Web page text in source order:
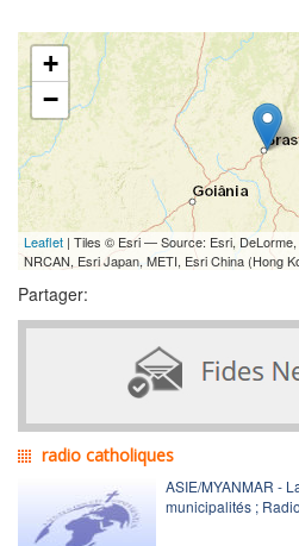
+
−
Leaflet | Tiles © Esri — Source: Esri, DeLorme,
NRCAN, Esri Japan, METI, Esri China (Hong
Partager:
radio catholiques
ASIE/MYANMAR -
municipalités ;